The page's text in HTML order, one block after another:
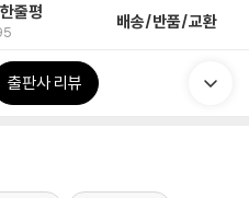
줄평 배송/반품/교환
출판사 리뷰